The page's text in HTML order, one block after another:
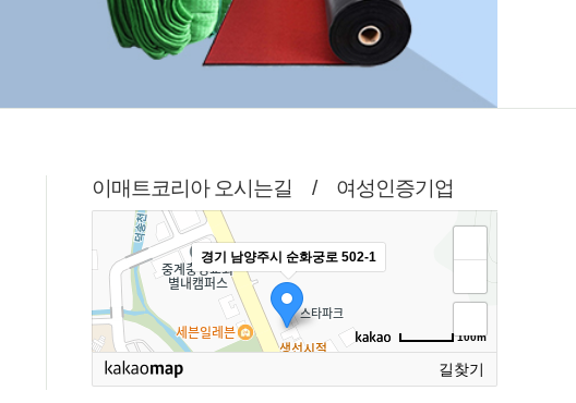
이매트코리아 오시는길 / 여성인증기업
경기 남양주시 순화궁로 502-1
100m
길찾기